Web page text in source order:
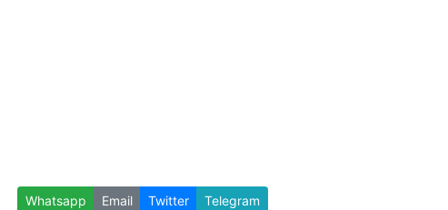
Whatsapp Email Twitter Telegram